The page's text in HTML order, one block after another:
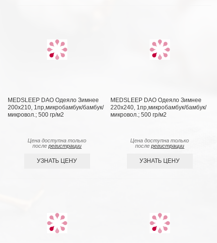
MEDSLEEP DAO Одеяло Зимнее
200х210, 1пр,микробамбук/бамбук/
микровол.; 500 гр/м2
Цена доступна только
послерегистрации
УЗНАТЬ ЦЕНУ
MEDSLEEP DAO Одеяло Зимнее
220х240, 1пр,микробамбук/бамбук/
микровол.; 500 гр/м2
Цена доступна только
послерегистрации
УЗНАТЬ ЦЕНУ